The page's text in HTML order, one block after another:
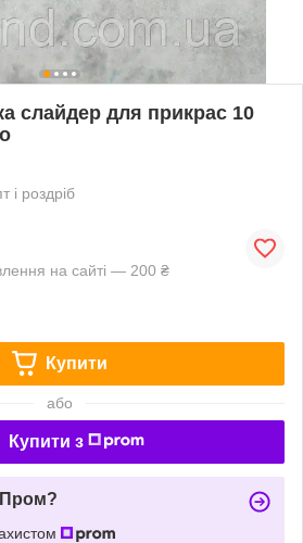
слайдер для прикрас 10
і роздріб
на сайті — 200 ₴
Купити
або
Купити з
Пром?